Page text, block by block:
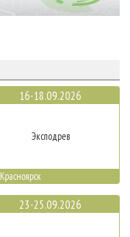
16-18.09.2026
Эксподрев
Красноярск
23-25.09.2026